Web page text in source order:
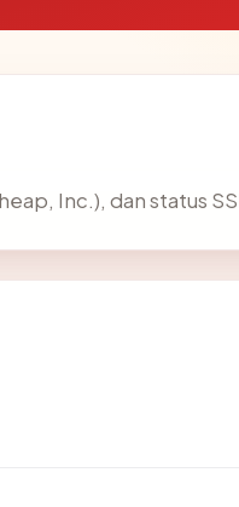
Inc.), dan status